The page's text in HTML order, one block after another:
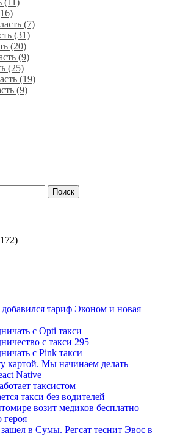
(7)
(31)
(20)
(9)
(25)
(19)
(9)
тариф Эконом и новая
с Opti такси
с такси 295
с Pink такси
картой. Мы начинаем делать
Native
таксистом
такси без водителей
возит медиков бесплатно
героя
в Сумы. Регсат теснит Эвос в